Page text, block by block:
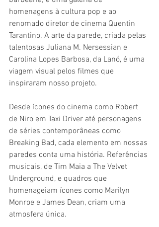
homenagens à cultura pop e ao
renomado diretor de cinema Quentin
Tarantino. A arte da parede, criada pelas
talentosas Juliana M. Nersessian e
Carolina Lopes Barbosa, da Lanó, é uma
viagem visual pelos filmes que
inspiraram nosso projeto.
Desde ícones do cinema como Robert
de Niro em Taxi Driver até personagens
de séries contemporâneas como
Breaking Bad, cada elemento em nossas
paredes conta uma história. Referências
musicais, de Tim Maia a The Velvet
Underground, e quadros que
homenageiam ícones como Marilyn
Monroe e James Dean, criam uma
atmosfera única.